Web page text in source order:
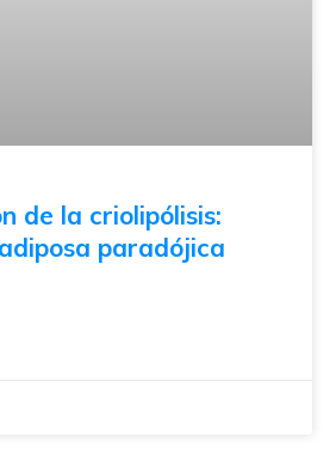
de la criolipólisis:
paradójica